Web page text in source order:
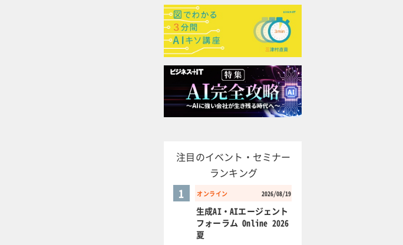
注目のイベント・セミナー
ランキング
オンライン 2026/08/19
1
生成AI・AIエージェント
フォーラム Online 2026
夏